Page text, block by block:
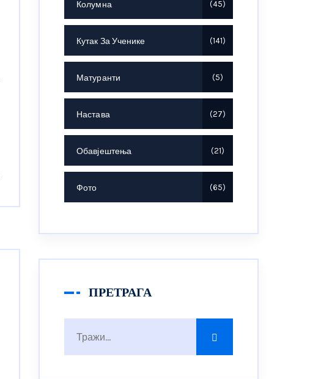
Колумна 45
Кутак За Ученике 141
Матуранти 5
Настава 27
Обавјештења 21
Фото 65
ПРЕТРАГА